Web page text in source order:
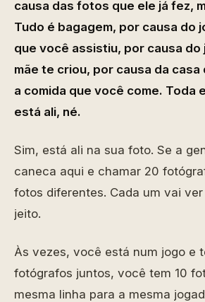
causa das fotos que ele já fez,
Tudo é bagagem, por causa do
que você assistiu, por causa do
mãe te criou, por causa da casa
a comida que você come. Toda
está ali, né.
Sim, está ali na sua foto. Se a
caneca aqui e chamar 20
fotos diferentes. Cada um vai
jeito.
Às vezes, você está num jogo e
fotógrafos juntos, você tem 10
mesma linha para a mesma